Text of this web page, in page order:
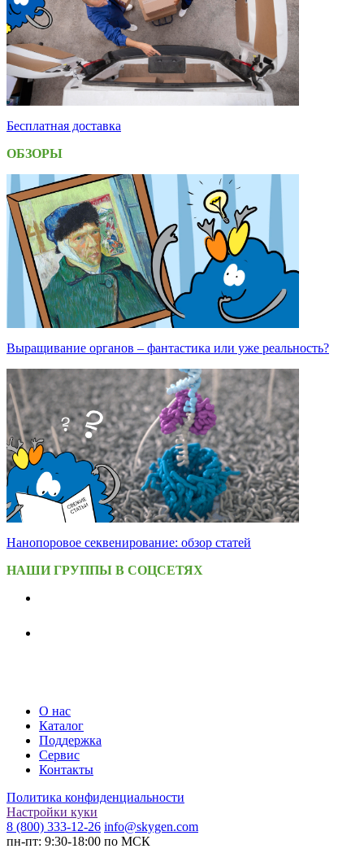
Бесплатная доставка
ОБЗОРЫ
Выращивание органов – фантастика или уже реальность?
Нанопоровое секвенирование: обзор статей
НАШИ ГРУППЫ В СОЦСЕТЯХ
О нас
Каталог
Поддержка
Сервис
Контакты
Политика конфиденциальности
Настройки куки
8 (800) 333-12-26 info@skygen.com
пн-пт: 9:30-18:00 по МСК